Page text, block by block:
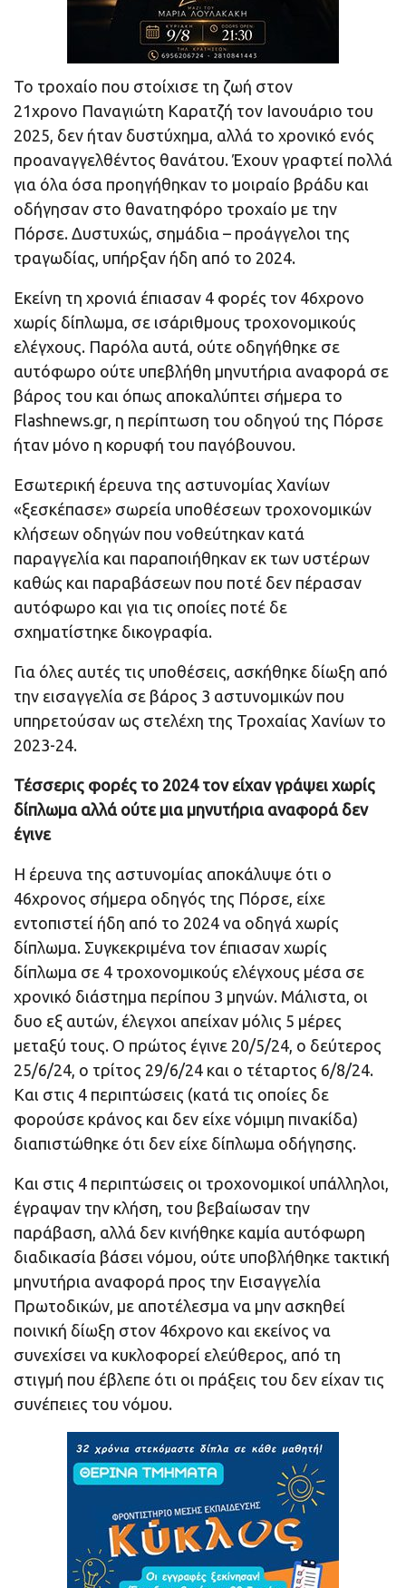
Το τροχαίο που στοίχισε τη ζωή στον
21χρονο Παναγιώτη Καρατζή τον Ιανουάριο του
2025, δεν ήταν δυστύχημα, αλλά το χρονικό ενός
προαναγγελθέντος θανάτου. Έχουν γραφτεί πολλά
για όλα όσα προηγήθηκαν το μοιραίο βράδυ και
οδήγησαν στο θανατηφόρο τροχαίο με την
Πόρσε. Δυστυχώς, σημάδια – προάγγελοι της
τραγωδίας, υπήρξαν ήδη από το 2024.
Εκείνη τη χρονιά έπιασαν 4 φορές τον 46χρονο
χωρίς δίπλωμα, σε ισάριθμους τροχονομικούς
ελέγχους. Παρόλα αυτά, ούτε οδηγήθηκε σε
αυτόφωρο ούτε υπεβλήθη μηνυτήρια αναφορά σε
βάρος του και όπως αποκαλύπτει σήμερα το
Flashnews.gr, η περίπτωση του οδηγού της Πόρσε
ήταν μόνο η κορυφή του παγόβουνου.
Εσωτερική έρευνα της αστυνομίας Χανίων
«ξεσκέπασε» σωρεία υποθέσεων τροχονομικών
κλήσεων οδηγών που νοθεύτηκαν κατά
παραγγελία και παραποιήθηκαν εκ των υστέρων
καθώς και παραβάσεων που ποτέ δεν πέρασαν
αυτόφωρο και για τις οποίες ποτέ δε
σχηματίστηκε δικογραφία.
Για όλες αυτές τις υποθέσεις, ασκήθηκε δίωξη από
την εισαγγελία σε βάρος 3 αστυνομικών που
υπηρετούσαν ως στελέχη της Τροχαίας Χανίων το
2023-24.
Τέσσερις φορές το 2024 τον είχαν γράψει χωρίς
δίπλωμα αλλά ούτε μια μηνυτήρια αναφορά δεν
έγινε
Η έρευνα της αστυνομίας αποκάλυψε ότι ο
46χρονος σήμερα οδηγός της Πόρσε, είχε
εντοπιστεί ήδη από το 2024 να οδηγά χωρίς
δίπλωμα. Συγκεκριμένα τον έπιασαν χωρίς
δίπλωμα σε 4 τροχονομικούς ελέγχους μέσα σε
χρονικό διάστημα περίπου 3 μηνών. Μάλιστα, οι
δυο εξ αυτών, έλεγχοι απείχαν μόλις 5 μέρες
μεταξύ τους. Ο πρώτος έγινε 20/5/24, ο δεύτερος
25/6/24, ο τρίτος 29/6/24 και ο τέταρτος 6/8/24.
Και στις 4 περιπτώσεις (κατά τις οποίες δε
φορούσε κράνος και δεν είχε νόμιμη πινακίδα)
διαπιστώθηκε ότι δεν είχε δίπλωμα οδήγησης.
Και στις 4 περιπτώσεις οι τροχονομικοί υπάλληλοι,
έγραψαν την κλήση, του βεβαίωσαν την
παράβαση, αλλά δεν κινήθηκε καμία αυτόφωρη
διαδικασία βάσει νόμου, ούτε υποβλήθηκε τακτική
μηνυτήρια αναφορά προς την Εισαγγελία
Πρωτοδικών, με αποτέλεσμα να μην ασκηθεί
ποινική δίωξη στον 46χρονο και εκείνος να
συνεχίσει να κυκλοφορεί ελεύθερος, από τη
στιγμή που έβλεπε ότι οι πράξεις του δεν είχαν τις
συνέπειες του νόμου.